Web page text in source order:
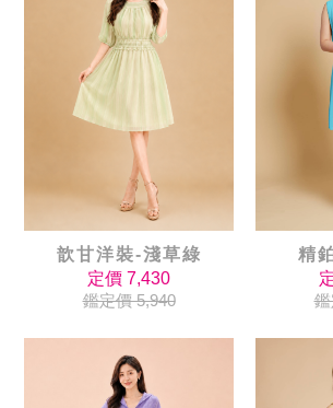
歆甘洋裝-淺草綠
定價 7,430
鑑定價 5,940
精
鑑